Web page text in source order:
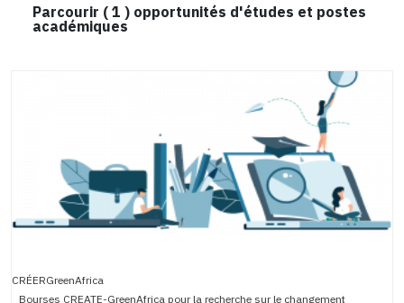
Parcourir (1 ) opportunités d'études et postes
académiques
CRÉERGreenAfrica
Bourses CREATE-GreenAfrica pour la recherche sur le changement